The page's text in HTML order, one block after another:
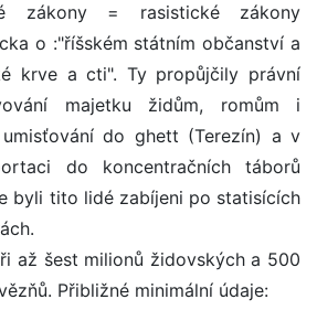
zákony = rasistické zákony
o :"říšském státním občanství a
krve a cti". Ty propůjčily právní
majetku židům, romům i
umisťování do ghett (Terezín) a v
do koncentračních táborů
byli tito lidé zabíjeni po statisících
až šest milionů židovských a 500
Přibližné minimální údaje: